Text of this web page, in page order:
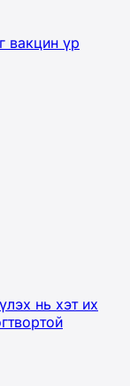
вакцин үр
нь хэт их